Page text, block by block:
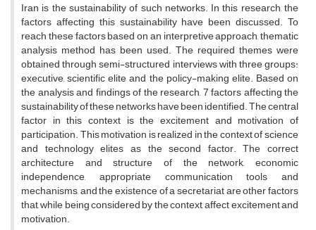
Iran is the sustainability of such networks. In this research, the
factors affecting this sustainability have been discussed. To
reach these factors based on an interpretive approach, thematic
analysis method has been used. The required themes were
obtained through semi-structured interviews with three groups:
executive, scientific elite and the policy-making elite. Based on
the analysis and findings of the research, 7 factors affecting the
sustainability of these networks have been identified. The central
factor in this context is the excitement and motivation of
participation. This motivation is realized in the context of science
and technology elites as the second factor. The correct
architecture and structure of the network, economic
independence, appropriate communication tools and
mechanisms, and the existence of a secretariat are other factors
that, while being considered by the context, affect excitement and
motivation.